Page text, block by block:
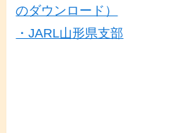
のダウンロード）
・JARL山形県支部